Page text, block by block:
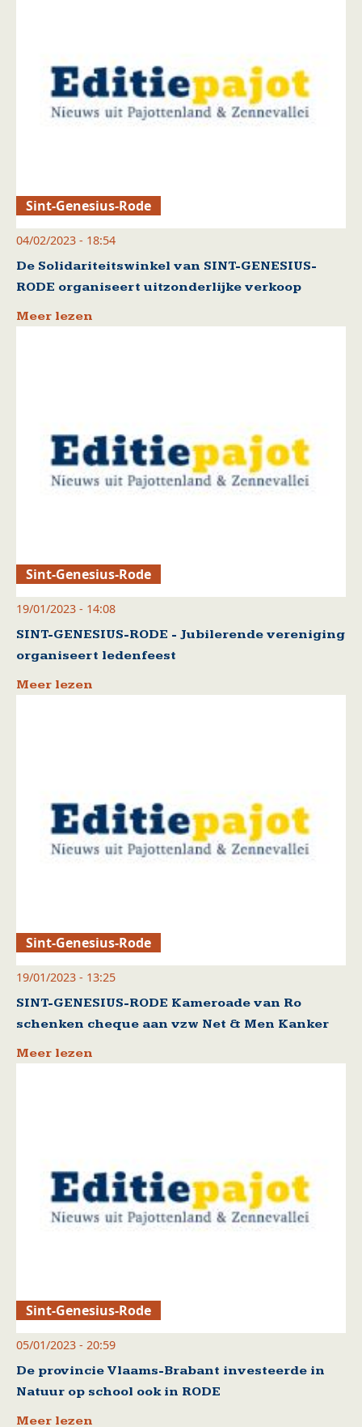
Sint-Genesius-Rode
04/02/2023 - 18:54
De Solidariteitswinkel van SINT-GENESIUS-
RODE organiseert uitzonderlijke verkoop
Meer lezen
Sint-Genesius-Rode
19/01/2023 - 14:08
SINT-GENESIUS-RODE - Jubilerende vereniging
organiseert ledenfeest
Meer lezen
Sint-Genesius-Rode
19/01/2023 - 13:25
SINT-GENESIUS-RODE Kameroade van Ro
schenken cheque aan vzw Net & Men Kanker
Meer lezen
Sint-Genesius-Rode
05/01/2023 - 20:59
De provincie Vlaams-Brabant investeerde in
Natuur op school ook in RODE
Meer lezen